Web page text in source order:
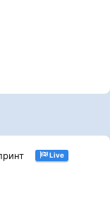
Live